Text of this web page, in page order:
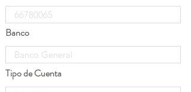
Banco
Tipo de Cuenta